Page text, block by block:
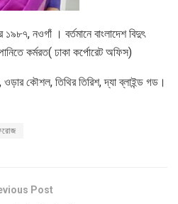
নওগাঁ । বর্তমানে বাংলাদেশ বিদুৎ
কর্মরত( ঢাকা কর্পোরেট অফিস)
ওড়ার কৌশল, তিথির তিরিশ, দ্যা ব্লাইন্ড গড।
Post